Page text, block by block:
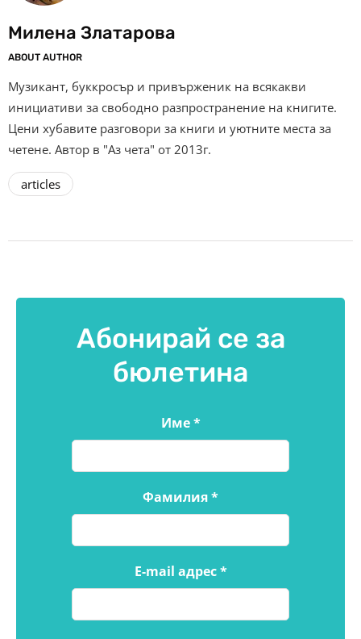
Милена Златарова
ABOUT AUTHOR
Музикант, буккросър и привърженик на всякакви
инициативи за свободно разпространение на книгите.
Цени хубавите разговори за книги и уютните места за
четене. Автор в "Аз чета" от 2013г.
articles
Абонирай се за
бюлетина
Име*
Фамилия*
E-mail адрес*